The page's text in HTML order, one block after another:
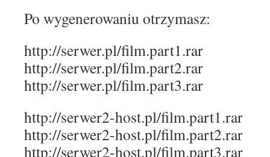
Po wygenerowaniu otrzymasz:
http://serwer.pl/film.part1.rar
http://serwer.pl/film.part2.rar
http://serwer.pl/film.part3.rar
http://serwer2-host.pl/film.part1.rar
http://serwer2-host.pl/film.part2.rar
http://serwer2-host.pl/film.part3.rar